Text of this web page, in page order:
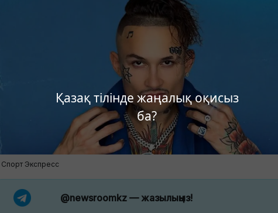
Қазақ тілінде жаңалық оқисыз
ба?
Спорт Экспресс
@newsroomkz— жазылыңыз!